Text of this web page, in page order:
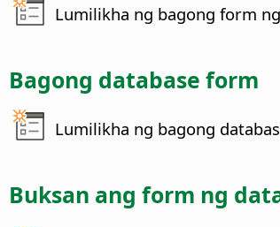
Lumilikha ng bagong form
Bagong database form
Lumilikha ng bagong
Buksan ang form ng